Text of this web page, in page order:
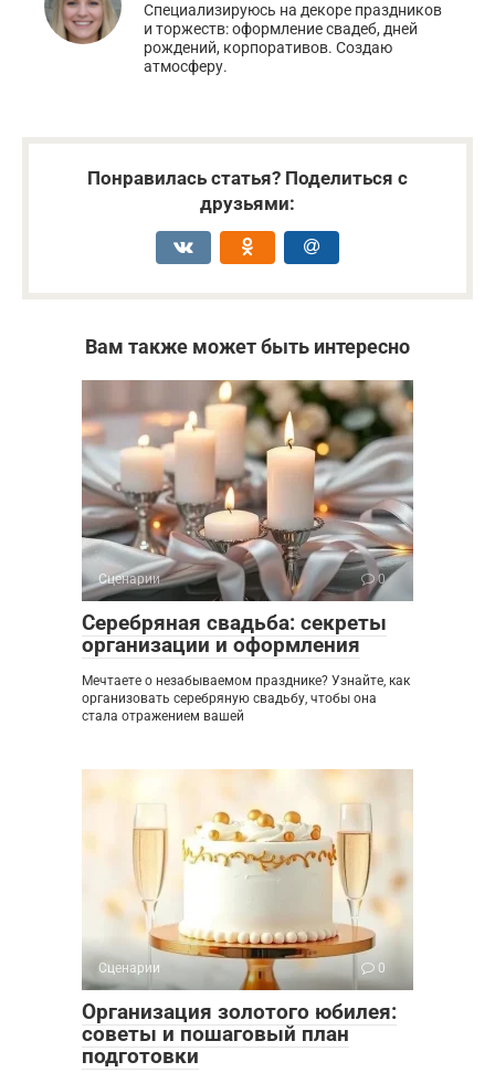
Специализируюсь на декоре праздников
и торжеств: оформление свадеб, дней
рождений, корпоративов. Создаю
атмосферу.
Понравилась статья? Поделиться с
друзьями:
Вам также может быть интересно
Сценарии 0
Серебряная свадьба: секреты
организации и оформления
Мечтаете о незабываемом празднике? Узнайте, как
организовать серебряную свадьбу, чтобы она
стала отражением вашей
Сценарии 0
Организация золотого юбилея:
советы и пошаговый план
подготовки